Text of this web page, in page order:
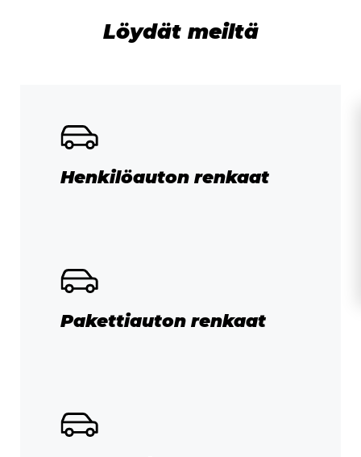
Löydät meiltä
Henkilöauton renkaat
Pakettiauton renkaat